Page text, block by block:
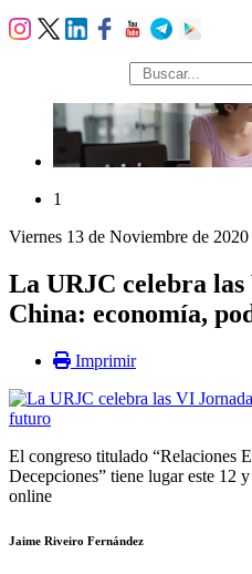
búsqueda
1
Viernes 13 de Noviembre de 2020
La URJC celebra
China: economía,
Imprimir
El congreso titulado “Relaciones
Decepciones” tiene lugar este 12
online
Jaime Riveiro Fernández